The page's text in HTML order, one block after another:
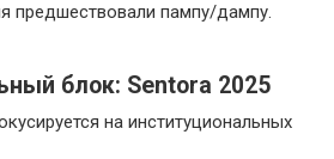
предшествовали пампу/дампу.
блок: Sentora 2025
на институциональных